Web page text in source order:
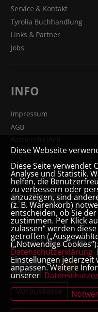
Service & Kontakt
Tyrolia Buchhandlung
Links & Partner
Jobs
INFO
Impressum
AGB
Widerrufsrecht
VERTRAG WIDERRUFEN
Datenschutz- und
Vorauskasse
Diese Webseite
Diese Seite verwendet
Analyse und Statistik.
helfen, die
zu verbessern oder
anzuzeigen, sind
(z. B. Warenkorb)
entscheiden, ob Sie
zustimmen. Per Klick
zulassen“ werden
getroffen
(„Notwendige
Datenschutzerklärung
Einstellungen
anpassen. Weitere
unserer